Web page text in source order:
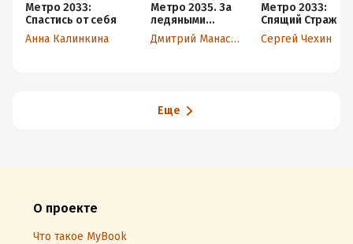
Метро 2033:
Спастись от себя
Анна Калинкина
Метро 2035. За
ледяными
облаками
Дмитрий Манасыпов
Метро 2033:
Спящий Страж
Сергей Чехин
Еще
О проекте
Что такое MyBook